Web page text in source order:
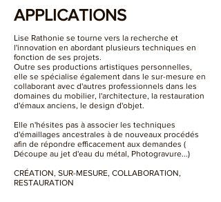
APPLICATIONS
Lise Rathonie se tourne vers la recherche et
l'innovation en abordant plusieurs techniques en
fonction de ses projets.
Outre ses productions artistiques personnelles,
elle se spécialise également dans le sur-mesure en
collaborant avec d'autres professionnels dans les
domaines du mobilier, l'architecture, la restauration
d'émaux anciens, le design d'objet.
Elle n'hésites pas à associer les techniques
d'émaillages ancestrales à de nouveaux procédés
afin de répondre efficacement aux demandes (
Découpe au jet d'eau du métal, Photogravure...)
CRÉATION, SUR-MESURE, COLLABORATION,
RESTAURATION